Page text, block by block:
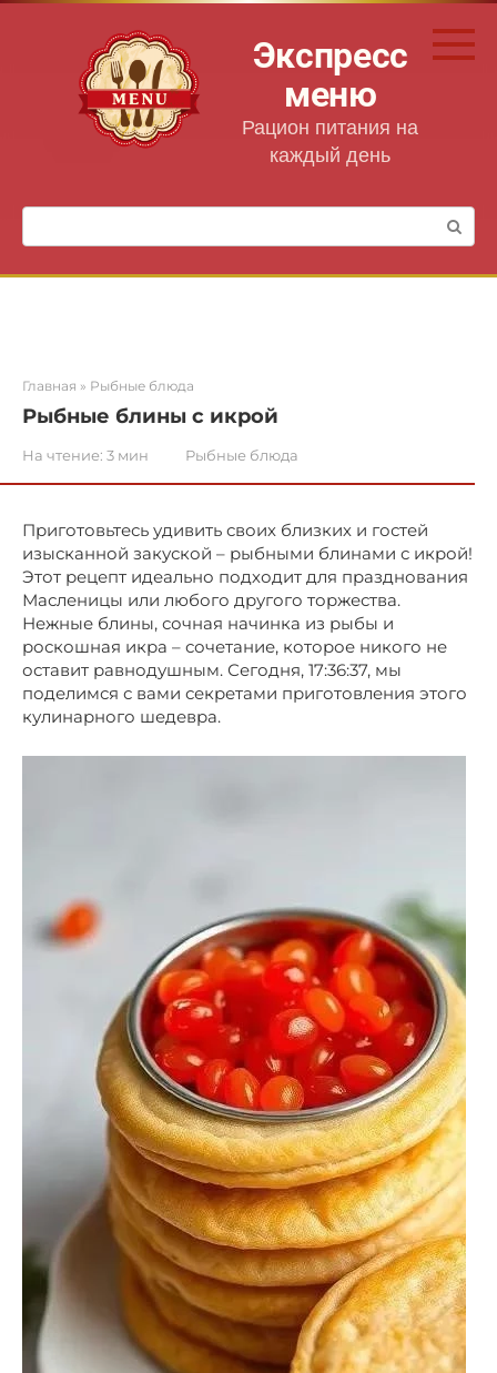
Перейти
Экспресс
меню
Рацион питания на
каждый день
Поиск:
Главная » Рыбные блюда
Рыбные блины с икрой
На чтение: 3 мин Рыбные блюда
Приготовьтесь удивить своих близких и гостей
изысканной закуской – рыбными блинами с икрой!
Этот рецепт идеально подходит для празднования
Масленицы или любого другого торжества.
Нежные блины, сочная начинка из рыбы и
роскошная икра – сочетание, которое никого не
оставит равнодушным. Сегодня, 17:36:37, мы
поделимся с вами секретами приготовления этого
кулинарного шедевра.